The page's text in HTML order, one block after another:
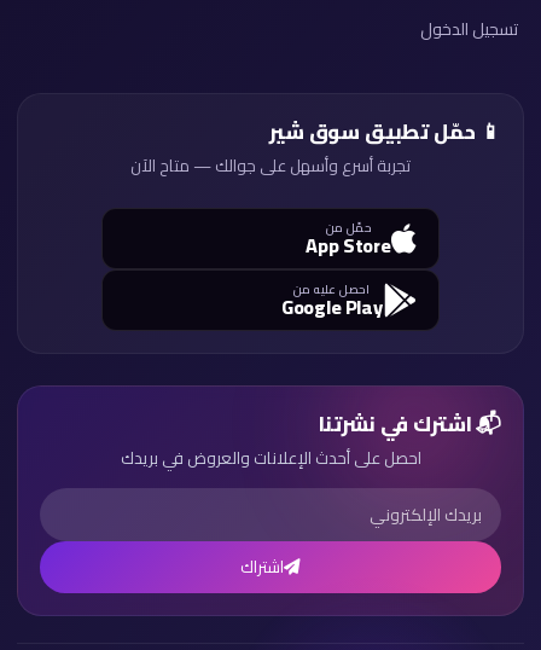
تسجيل الدخول
📱 حمّل تطبيق سوق شير
تجربة أسرع وأسهل على جوالك — متاح الآن
حمّل من
App Store
احصل عليه من
Google Play
📬 اشترك في نشرتنا
احصل على أحدث الإعلانات والعروض في بريدك
اشتراك